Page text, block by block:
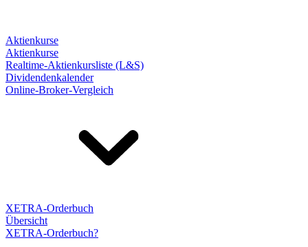
Aktienkurse
Aktienkurse
Realtime-Aktienkursliste (L&S)
Dividendenkalender
Online-Broker-Vergleich
XETRA-Orderbuch
Übersicht
XETRA-Orderbuch?